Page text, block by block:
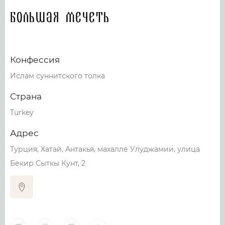
Большая мечеть
Конфессия
Ислам суннитского толка
Страна
Turkey
Адрес
Турция, Хатай, Антакья, махалле Улуджамии, улица
Бекир Сыткы Кунт, 2